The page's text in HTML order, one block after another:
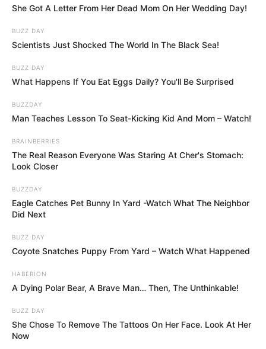
mint 120 ezer, május 27-én 125 ezer, június 1-jén
180 ezer körüli, június 8-án pedig szintén hatalmas
érdeklődést hozó közvetítéseket láthattunk. A
törvényalkotási bizottság ülései is tízezres
nézettségeket hoznak, ami korábban szinte
elképzelhetetlen lett volna.
Sokan ugyanis nem a hivatalos parlamenti
csatornán követik az eseményeket, hanem
kommentátorokkal, politikai elemzőkkel, élő
reakciókkal kiegészített közvetítéseken. A tegnapi
ülésről például több csatornán is futottak
párhuzamos adások, és a nézettségek összeadva
hagyományos tévéműsorok is megirigyelhetnének.
Ez a politika új nyilvánossága. Nem a híradó vágja
össze este, mit kell gondolni. Az emberek élőben
She Got A Letter From Her Dead Mom On Her Wedding Day!
BUZZ DAY
Scientists Just Shocked The World In The Black Sea!
BUZZ DAY
What Happens If You Eat Eggs Daily? You'll Be Surprised
BUZZDAY
Man Teaches Lesson To Seat-Kicking Kid And Mom – Watch!
BRAINBERRIES
The Real Reason Everyone Was Staring At Cher's Stomach:
Look Closer
BUZZDAY
Eagle Catches Pet Bunny In Yard -Watch What The Neighbor
Did Next
BUZZ DAY
Coyote Snatches Puppy From Yard – Watch What Happened
HABERION
A Dying Polar Bear, A Brave Man… Then, The Unthinkable!
BUZZ DAY
She Chose To Remove The Tattoos On Her Face. Look At Her
Now